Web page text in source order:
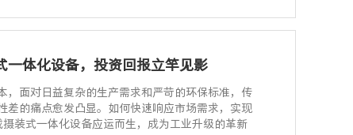
体化设备，投资回报立竿见影
，面对日益复杂的生产需求和严苛的环保标准，传
差的痛点愈发凸显。如何快速响应市场需求，实现
装式一体化设备应运而生，成为工业升级的革新